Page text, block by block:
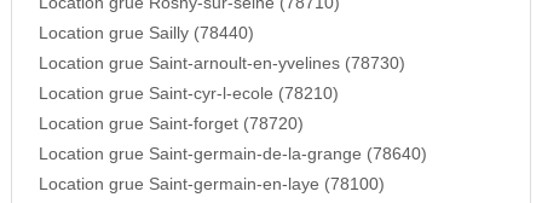
Location grue Sailly (78440)
Location grue Saint-arnoult-en-yvelines (78730)
Location grue Saint-cyr-l-ecole (78210)
Location grue Saint-forget (78720)
Location grue Saint-germain-de-la-grange (78640)
Location grue Saint-germain-en-laye (78100)